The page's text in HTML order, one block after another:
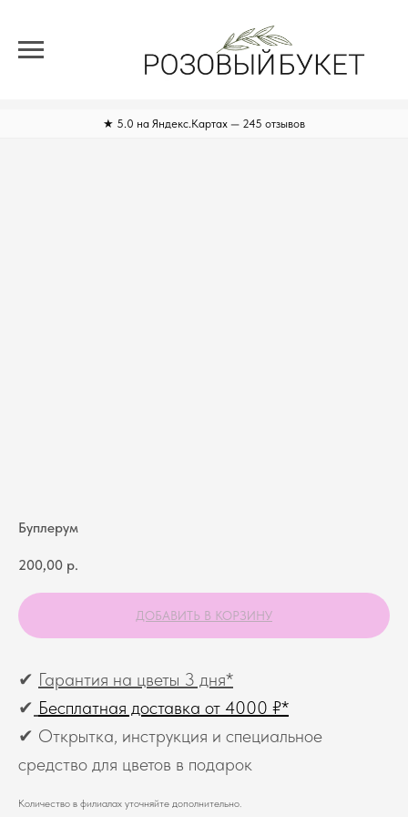
★ 5.0 на Яндекс.Картах — 245 отзывов
Буплерум
200,00 р.
ДОБАВИТЬ В КОРЗИНУ
✔ Гарантия на цветы 3 дня*
✔ Бесплатная доставка от 4000 ₽*
✔ Открытка, инструкция и специальное
средство для цветов в подарок
Количество в филиалах уточняйте дополнительно.